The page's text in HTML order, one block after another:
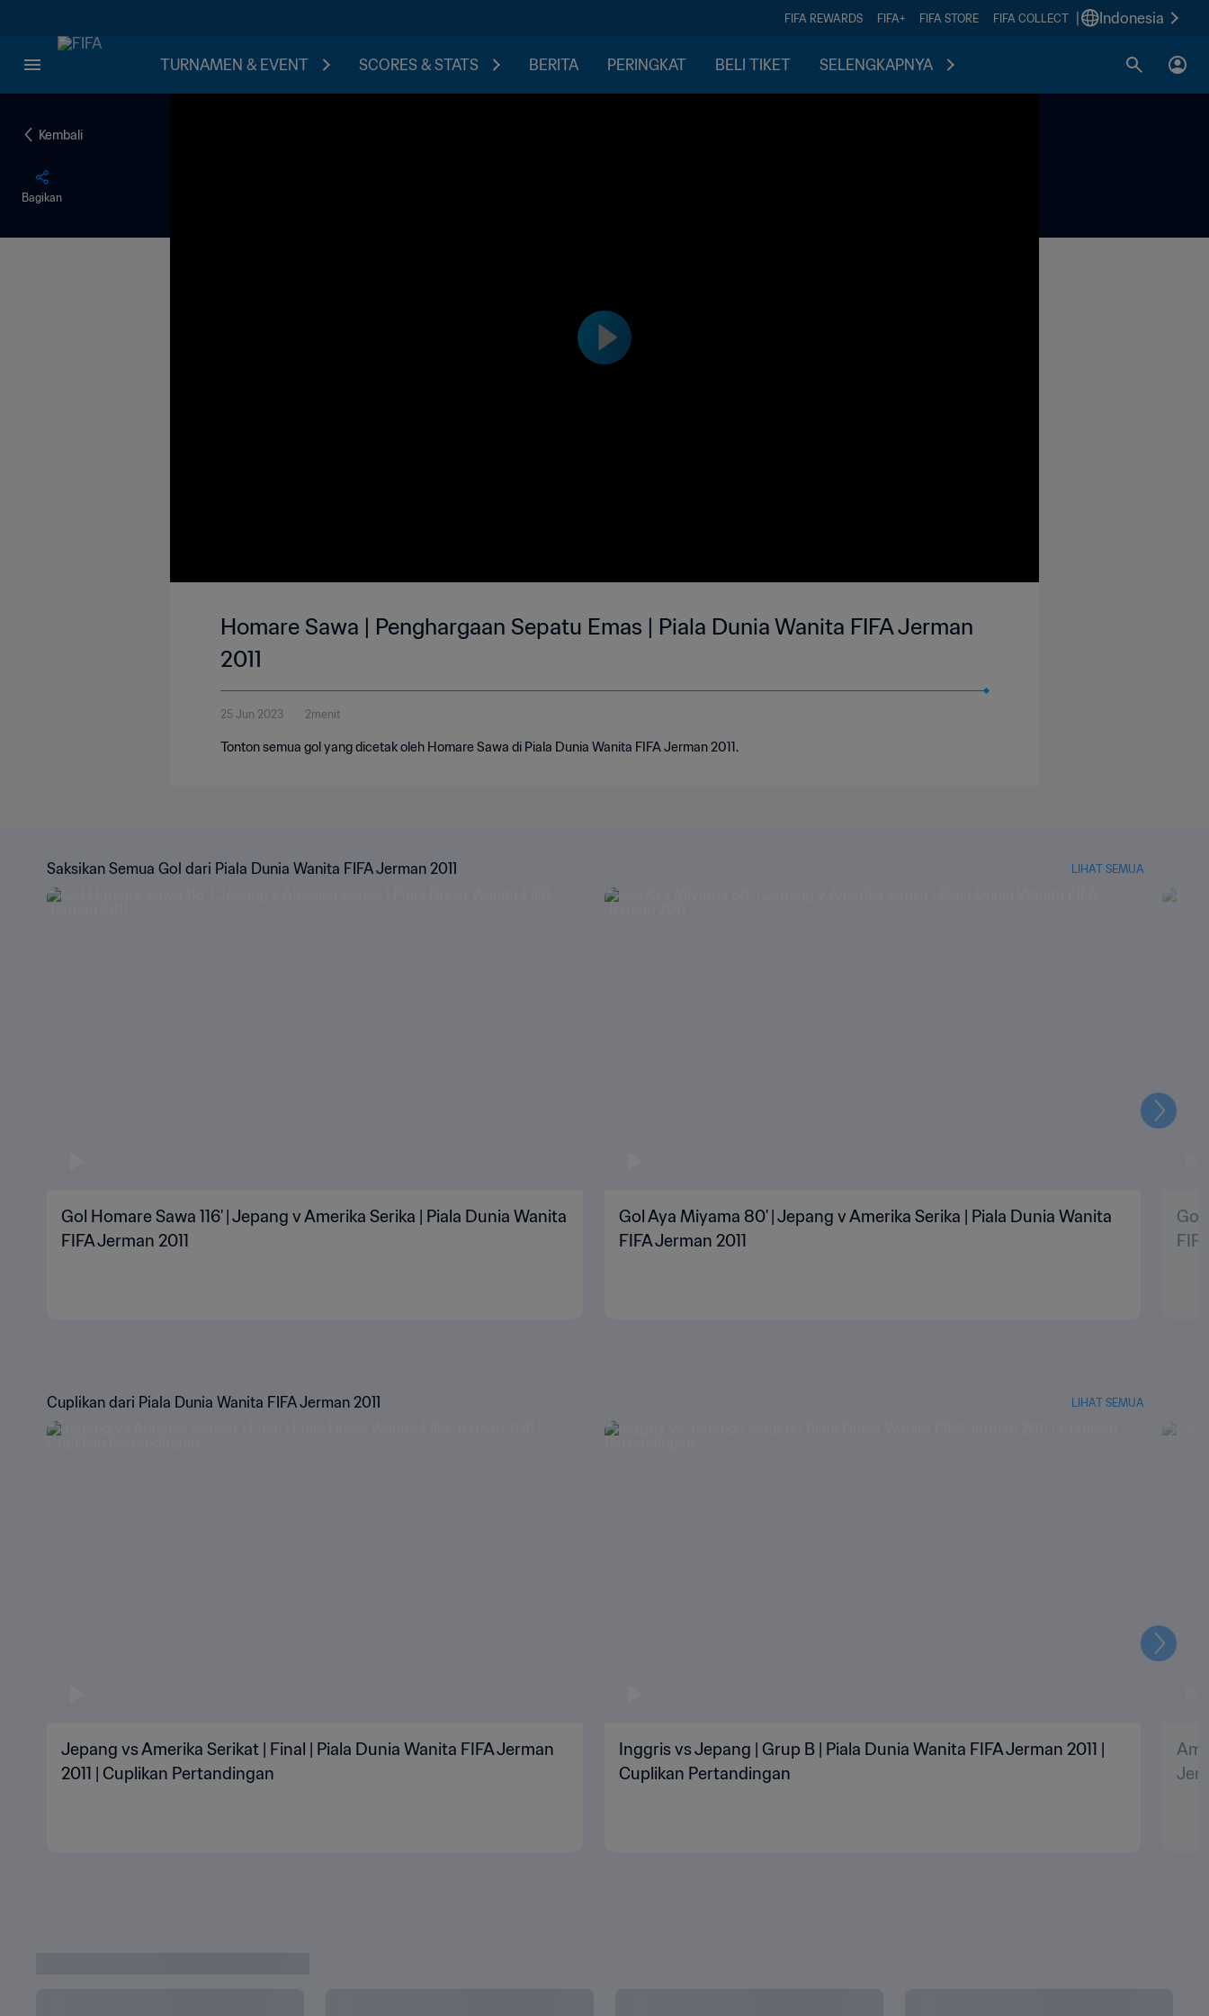
FIFA REWARDS FIFA+ FIFA STORE FIFA COLLECT Indonesia
TURNAMEN & EVENT SCORES & STATS BERITA PERINGKAT BELI TIKET SELENGKAPNYA
Kembali
Bagikan
Homare Sawa | Penghargaan Sepatu Emas | Piala Dunia Wanita FIFA Jerman
2011
25 Jun 2023 2menit
Tonton semua gol yang dicetak oleh Homare Sawa di Piala Dunia Wanita FIFA Jerman 2011.
Saksikan Semua Gol dari Piala Dunia Wanita FIFA Jerman 2011 LIHAT SEMUA
Gol Homare Sawa 116' | Jepang v Amerika Serika | Piala Dunia Wanita
FIFA Jerman 2011
Gol Aya Miyama 80' | Jepang v Amerika Serika | Piala Dunia Wanita
FIFA Jerman 2011
Gol
Cuplikan dari Piala Dunia Wanita FIFA Jerman 2011 LIHAT SEMUA
Jepang vs Amerika Serikat | Final | Piala Dunia Wanita FIFA Jerman
2011 | Cuplikan Pertandingan
Inggris vs Jepang | Grup B | Piala Dunia Wanita FIFA Jerman 2011 |
Cuplikan Pertandingan